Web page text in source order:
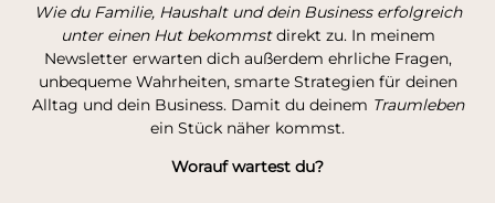
Wie du Familie, Haushalt und dein Business erfolgreich
unter einen Hut bekommstdirekt zu. In meinem
Newsletter erwarten dich außerdem ehrliche Fragen,
unbequeme Wahrheiten, smarte Strategien für deinen
Alltag und dein Business. Damit du deinem Traumleben
ein Stück näher kommst.
Worauf wartest du?